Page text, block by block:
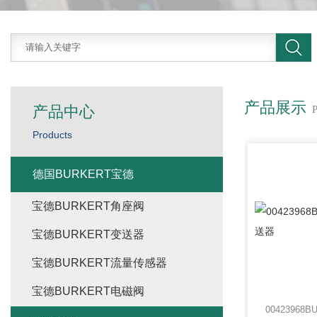
产品展示
产品中心
Products
德国BURKERT宝德
宝德BURKERT角座阀
宝德BURKERT变送器
宝德BURKERT流量传感器
宝德BURKERT电磁阀